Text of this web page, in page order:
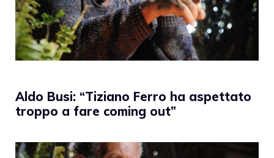
Aldo Busi: “Tiziano Ferro ha aspettato
troppo a fare coming out”